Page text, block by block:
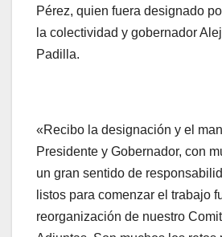
Pérez, quien fuera designado
la colectividad y gobernador
Padilla.
«Recibo la designación y el
Presidente y Gobernador, con
un gran sentido de
listos para comenzar el trabajo
reorganización de nuestro